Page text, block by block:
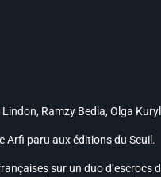
Ramzy Bedia, Olga
Arfi paru aux éditions du Seuil.
sur un duo d’escrocs